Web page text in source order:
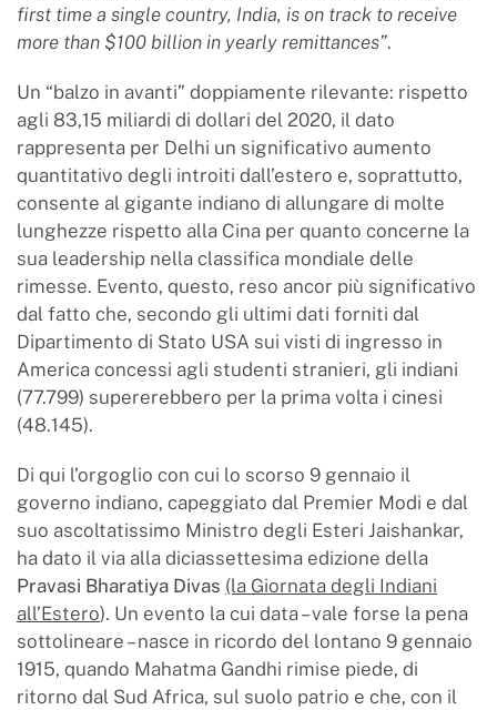
first time a single country, India, is on track to receive
more than $100 billion in yearly remittances”.
Un “balzo in avanti” doppiamente rilevante: rispetto
agli 83,15 miliardi di dollari del 2020, il dato
rappresenta per Delhi un significativo aumento
quantitativo degli introiti dall’estero e, soprattutto,
consente al gigante indiano di allungare di molte
lunghezze rispetto alla Cina per quanto concerne la
sua leadership nella classifica mondiale delle
rimesse. Evento, questo, reso ancor più significativo
dal fatto che, secondo gli ultimi dati forniti dal
Dipartimento di Stato USA sui visti di ingresso in
America concessi agli studenti stranieri, gli indiani
(77.799) supererebbero per la prima volta i cinesi
(48.145).
Di qui l’orgoglio con cui lo scorso 9 gennaio il
governo indiano, capeggiato dal Premier Modi e dal
suo ascoltatissimo Ministro degli Esteri Jaishankar,
ha dato il via alla diciassettesima edizione della
Pravasi Bharatiya Divas (la Giornata degli Indiani
all’Estero). Un evento la cui data – vale forse la pena
sottolineare – nasce in ricordo del lontano 9 gennaio
1915, quando Mahatma Gandhi rimise piede, di
ritorno dal Sud Africa, sul suolo patrio e che, con il